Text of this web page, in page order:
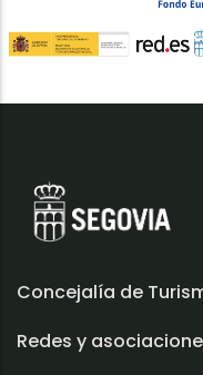
Concejalía de
Redes y